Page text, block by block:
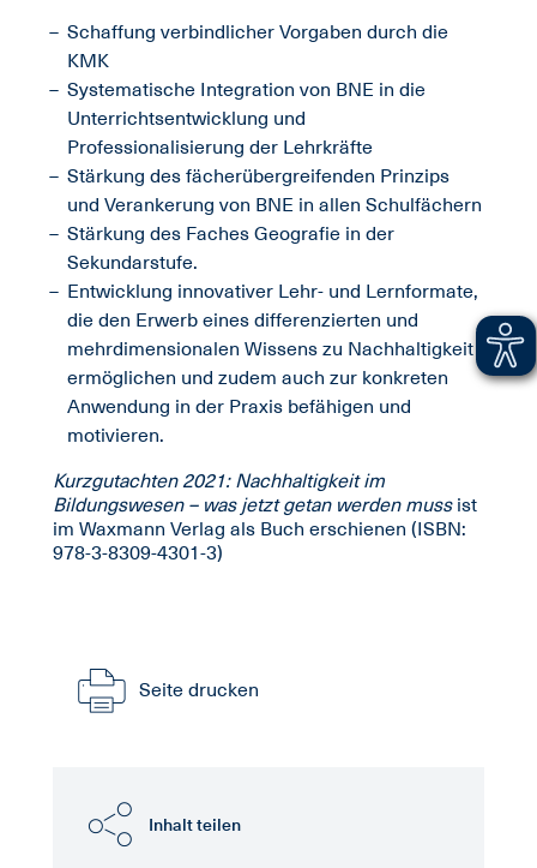
Schaffung verbindlicher Vorgaben durch die
KMK
Systematische Integration von BNE in die
Unterrichtsentwicklung und
Professionalisierung der Lehrkräfte
Stärkung des fächerübergreifenden Prinzips
und Verankerung von BNE in allen Schulfächern
Stärkung des Faches Geografie in der
Sekundarstufe.
Entwicklung innovativer Lehr- und Lernformate,
die den Erwerb eines differenzierten und
mehrdimensionalen Wissens zu Nachhaltigkeit
ermöglichen und zudem auch zur konkreten
Anwendung in der Praxis befähigen und
motivieren.
Kurzgutachten 2021: Nachhaltigkeit im
Bildungswesen – was jetzt getan werden mussist
im Waxmann Verlag als Buch erschienen (ISBN:
978-3-8309-4301-3)
Seite drucken
Inhalt teilen